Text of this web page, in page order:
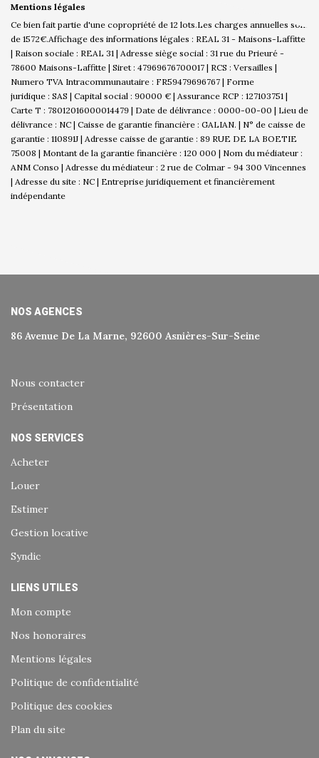
Mentions légales
Ce bien fait partie d'une copropriété de 12 lots.Les charges annuelles sont
de 1572€.Affichage des informations légales : REAL 31 - Maisons-Laffitte
| Raison sociale : REAL 31 | Adresse siège social : 31 rue du Prieuré -
78600 Maisons-Laffitte | Siret : 47969676700017 | RCS : Versailles |
Numero TVA Intracommunautaire : FR59479696767 | Forme
juridique : SAS | Capital social : 90000 € | Assurance RCP : 127103751 |
Carte T : 78012016000014479 | Date de délivrance : 0000-00-00 | Lieu de
délivrance : NC | Caisse de garantie financière : GALIAN. | N° de caisse de
garantie : 110891J | Adresse caisse de garantie : 89 RUE DE LA BOETIE
75008 | Montant de la garantie financière : 120 000 | Nom du médiateur :
ANM Conso | Adresse du médiateur : 2 rue de Colmar - 94 300 Vincennes
| Adresse du site : NC | Entreprise juridiquement et financièrement
indépendante
NOS AGENCES
86 Avenue De La Marne, 92600 Asnières-Sur-Seine
Nous contacter
Présentation
NOS SERVICES
Acheter
Louer
Estimer
Gestion locative
Syndic
LIENS UTILES
Mon compte
Nos honoraires
Mentions légales
Politique de confidentialité
Politique des cookies
Plan du site